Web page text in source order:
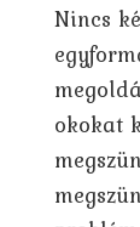
Nincs
okokat